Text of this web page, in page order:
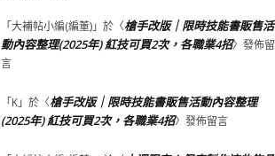
「大補帖小編(編董)」於〈槍手改版｜限時技能書販售活
動內容整理(2025年) 紅技可買2次，各職業4招〉發佈留
言
「K」於〈槍手改版｜限時技能書販售活動內容整理
(2025年) 紅技可買2次，各職業4招〉發佈留言